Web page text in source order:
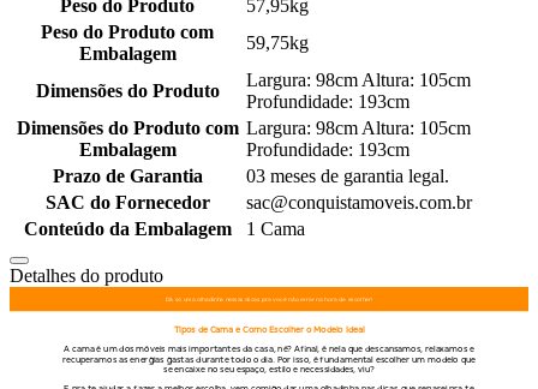
Peso do Produto
57,95kg
Peso do Produto com
Embalagem
59,75kg
Dimensões do Produto
Largura: 98cm Altura: 105cm
Profundidade: 193cm
Dimensões do Produto com
Embalagem
Largura: 98cm Altura: 105cm
Profundidade: 193cm
Prazo de Garantia
03 meses de garantia legal.
SAC do Fornecedor
sac@conquistamoveis.com.br
Conteúdo da Embalagem
1 Cama
Detalhes do produto